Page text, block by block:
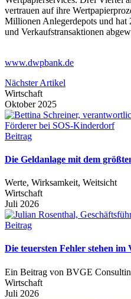
vertrauen auf ihre
Millionen Anlegerdepots und
und Verkaufstransaktionen
www.dwpbank.de
Nächster Artikel
Wirtschaft
Oktober 2025
Beitrag
Die Geldanlage mit dem
Werte, Wirksamkeit, Weitsicht
Wirtschaft
Juli 2026
Beitrag
Die teuersten Fehler stehen im
Ein Beitrag von BVGE
Wirtschaft
Juli 2026